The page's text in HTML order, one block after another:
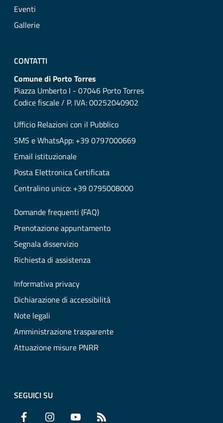
Eventi
Gallerie
CONTATTI
Comune di Porto Torres
Piazza Umberto I - 07046 Porto Torres
Codice fiscale / P. IVA: 00252040902
Ufficio Relazioni con il Pubblico
SMS e WhatsApp: +39 0797000669
Email istituzionale
Posta Elettronica Certificata
Centralino unico: +39 0795008000
Domande frequenti (FAQ)
Prenotazione appuntamento
Segnala disservizio
Richiesta di assistenza
Informativa privacy
Dichiarazione di accessibilità
Note legali
Amministrazione trasparente
Attuazione misure PNRR
SEGUICI SU
Facebook Instagram YouTube